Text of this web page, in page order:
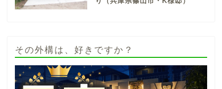
その外構は、好きですか？